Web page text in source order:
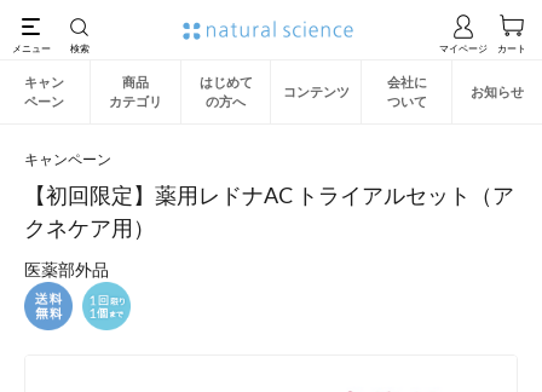
キャン
ペーン
商品
カテゴリ
はじめて
の方へ
コンテンツ
会社に
ついて
お知らせ
キャンペーン
【初回限定】薬用レドナAC トライアルセット（ア
クネケア用）
医薬部外品